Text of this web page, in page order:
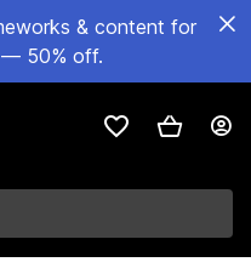
& content for
50% off.